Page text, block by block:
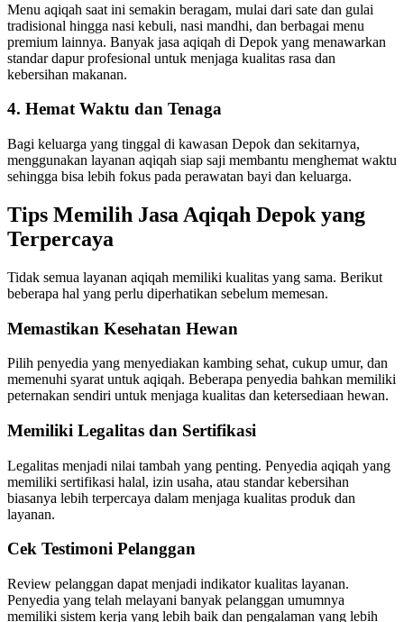
Menu aqiqah saat ini semakin beragam, mulai dari sate dan gulai
tradisional hingga nasi kebuli, nasi mandhi, dan berbagai menu
premium lainnya. Banyak jasa aqiqah di Depok yang menawarkan
standar dapur profesional untuk menjaga kualitas rasa dan
kebersihan makanan.
4. Hemat Waktu dan Tenaga
Bagi keluarga yang tinggal di kawasan Depok dan sekitarnya,
menggunakan layanan aqiqah siap saji membantu menghemat waktu
sehingga bisa lebih fokus pada perawatan bayi dan keluarga.
Tips Memilih Jasa Aqiqah Depok yang
Terpercaya
Tidak semua layanan aqiqah memiliki kualitas yang sama. Berikut
beberapa hal yang perlu diperhatikan sebelum memesan.
Memastikan Kesehatan Hewan
Pilih penyedia yang menyediakan kambing sehat, cukup umur, dan
memenuhi syarat untuk aqiqah. Beberapa penyedia bahkan memiliki
peternakan sendiri untuk menjaga kualitas dan ketersediaan hewan.
Memiliki Legalitas dan Sertifikasi
Legalitas menjadi nilai tambah yang penting. Penyedia aqiqah yang
memiliki sertifikasi halal, izin usaha, atau standar kebersihan
biasanya lebih terpercaya dalam menjaga kualitas produk dan
layanan.
Cek Testimoni Pelanggan
Review pelanggan dapat menjadi indikator kualitas layanan.
Penyedia yang telah melayani banyak pelanggan umumnya
memiliki sistem kerja yang lebih baik dan pengalaman yang lebih